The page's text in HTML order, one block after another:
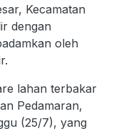
Kecamatan
dengan
oleh
lahan terbakar
Pedamaran,
(25/7), yang